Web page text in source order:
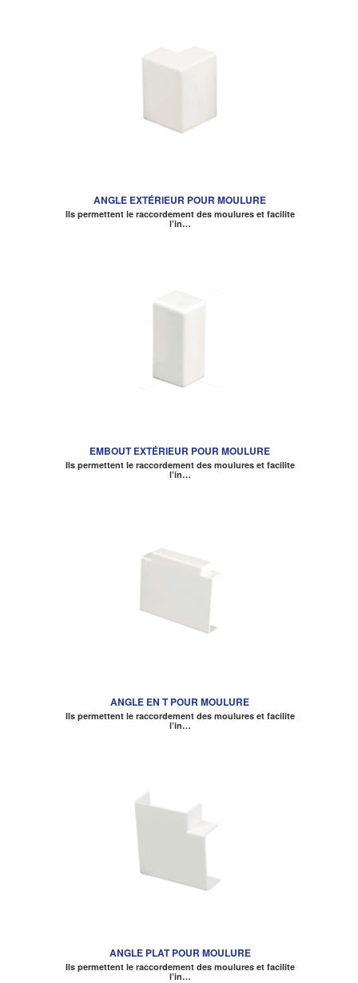
ANGLE EXTÉRIEUR POUR MOULURE
Ils permettent le raccordement des moulures et facilite
l’in…
EMBOUT EXTÉRIEUR POUR MOULURE
Ils permettent le raccordement des moulures et facilite
l’in…
ANGLE EN T POUR MOULURE
Ils permettent le raccordement des moulures et facilite
l’in…
ANGLE PLAT POUR MOULURE
Ils permettent le raccordement des moulures et facilite
l’in…